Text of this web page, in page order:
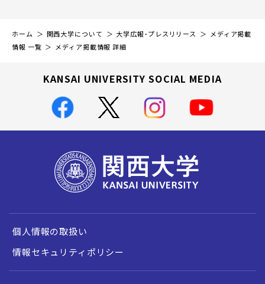
ホーム 関西大学について 大学広報・プレスリリース
メディア掲載
情報 一覧
メディア掲載情報 詳細
KANSAI UNIVERSITY SOCIAL MEDIA
個人情報の取扱い
情報セキュリティポリシー